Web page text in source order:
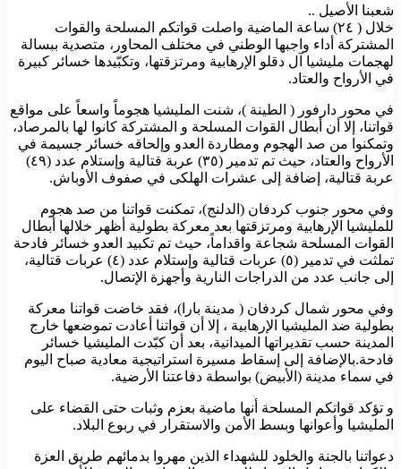
شعبنا الأصيل ..
خلال ( ٢٤) ساعة الماضية واصلت قواتكم المسلحة والقوات
المشتركة أداء واجبها الوطني في مختلف المحاور، متصدية ببسالة
لهجمات مليشيا آل دقلو الإرهابية ومرتزقتها، وتكبّيدها خسائر كبيرة
في الأرواح والعتاد.
في محور دارفور ( الطينة )، شنت المليشيا هجوماً واسعاً على مواقع
قواتنا، إلا أن أبطال القوات المسلحة و المشتركة كانوا لها بالمرصاد،
وتمكنوا من صد الهجوم ومطاردة العدو وإلحاقه خسائر جسيمة في
الأرواح والعتاد، حيث تم تدمير (٣٥) عربة قتالية وإستلام عدد (٤٩)
عربة قتالية، إضافة إلى عشرات الهلكى في صفوف الأوباش.
وفي محور جنوب كردفان (الدلنج)، تمكنت قواتنا من صد هجوم
للمليشيا الإرهابية ومرتزقتها بعد معركة بطولية أظهر خلالها أبطال
القوات المسلحة شجاعة واقداماً، حيث تم تكبيد العدو خسائر فادحة
تملثت في تدمير (٥) عربات قتالية وإستلام عدد (٤) عربات قتالية،
إلى جانب عدد من الدراجات النارية وأجهزة الإتصال.
وفي محور شمال كردفان ( مدينة بارا)، فقد خاضت قواتنا معركة
بطولية ضد المليشيا الإرهابية ، إلا أن قواتنا أعادت تموضعها خارج
المدينة حسب تقديراتها الميدانية، بعد أن كبّدت المليشيا خسائر
فادحة.بالإضافة إلى إسقاط مسيرة استراتيجية معادية صباح اليوم
في سماء مدينة (الأبيض) بواسطة دفاعتنا الأرضية.
و تؤكد قواتكم المسلحة أنها ماضية بعزم وثبات حتى القضاء على
المليشيا وأعوانها وبسط الأمن والاستقرار في ربوع البلاد.
دعواتنا بالجنة والخلود للشهداء الذين مهروا بدمائهم طريق العزة